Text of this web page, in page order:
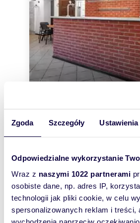
Zgoda Szczegóły Ustawienia
Odpowiedzialne wykorzystanie
Wraz z naszymi 1022 partnerami
osobiste dane, np. adres IP,
technologii jak pliki cookie, w celu
spersonalizowanych reklam i treści,